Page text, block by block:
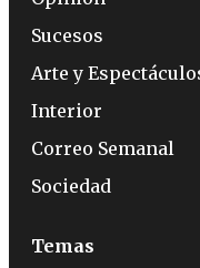
Sucesos
Arte y
Interior
Correo Semanal
Sociedad
Temas